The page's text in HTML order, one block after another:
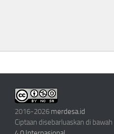
2016-2026 merdesa.id
Ciptaan disebarluaskan di bawah